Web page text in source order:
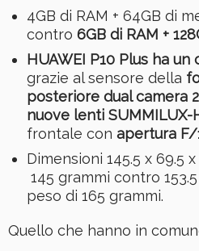
4GB di RAM + 64GB di
contro 6GB di RAM +
HUAWEI P10 Plus ha
grazie al sensore della
posteriore dual camera
nuove lenti SUMMILUX-
frontale con apertura F/
Dimensioni 145.5 x 69.5
145 grammi contro
peso di 165 grammi.
Quello che hanno in